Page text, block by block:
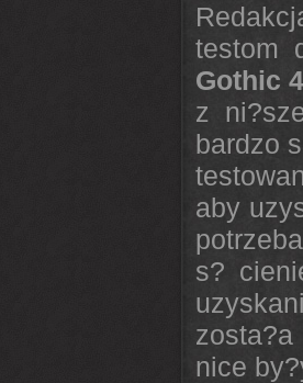
testom
Gothic
z
bardzo
aby
s?
zosta?a
nice